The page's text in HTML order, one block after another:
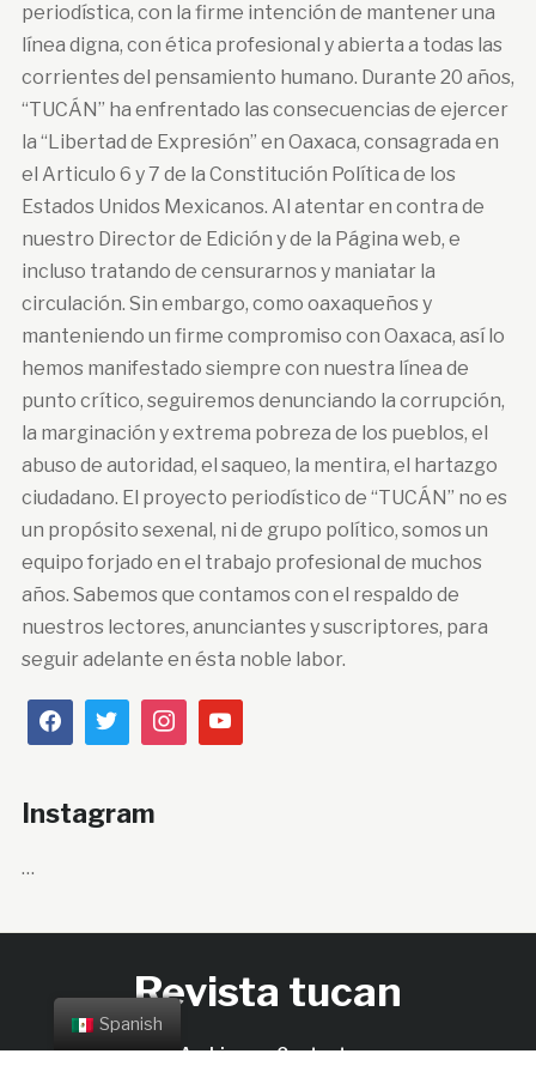
periodística, con la firme intención de mantener una
línea digna, con ética profesional y abierta a todas las
corrientes del pensamiento humano. Durante 20 años,
“TUCÁN” ha enfrentado las consecuencias de ejercer
la “Libertad de Expresión” en Oaxaca, consagrada en
el Articulo 6 y 7 de la Constitución Política de los
Estados Unidos Mexicanos. Al atentar en contra de
nuestro Director de Edición y de la Página web, e
incluso tratando de censurarnos y maniatar la
circulación. Sin embargo, como oaxaqueños y
manteniendo un firme compromiso con Oaxaca, así lo
hemos manifestado siempre con nuestra línea de
punto crítico, seguiremos denunciando la corrupción,
la marginación y extrema pobreza de los pueblos, el
abuso de autoridad, el saqueo, la mentira, el hartazgo
ciudadano. El proyecto periodístico de “TUCÁN” no es
un propósito sexenal, ni de grupo político, somos un
equipo forjado en el trabajo profesional de muchos
años. Sabemos que contamos con el respaldo de
nuestros lectores, anunciantes y suscriptores, para
seguir adelante en ésta noble labor.
Instagram
…
Revista tucan
Archivos Contacto
Spanish